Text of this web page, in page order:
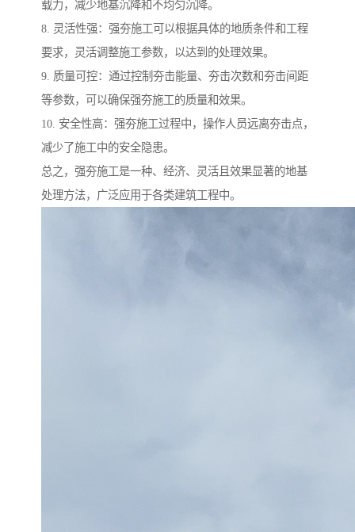
载力，减少地基沉降和不均匀沉降。
8. 灵活性强：强夯施工可以根据具体的地质条件和工程
要求，灵活调整施工参数，以达到的处理效果。
9. 质量可控：通过控制夯击能量、夯击次数和夯击间距
等参数，可以确保强夯施工的质量和效果。
10. 安全性高：强夯施工过程中，操作人员远离夯击点，
减少了施工中的安全隐患。
总之，强夯施工是一种、经济、灵活且效果显著的地基
处理方法，广泛应用于各类建筑工程中。